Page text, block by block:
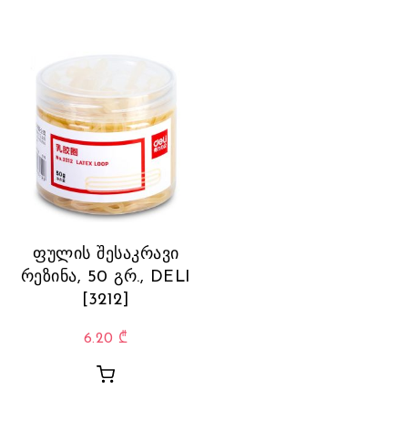
ფულის შესაკრავი
რეზინა, 50 გრ., DELI
[3212]
6.20 ₾